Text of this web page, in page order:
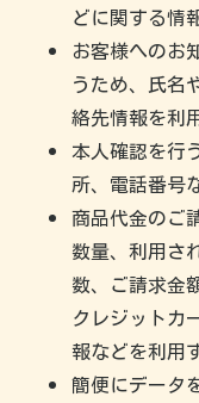
どに関する情
お客様へのお
うため、氏名
絡先情報を利
本人確認を行
所、電話番号
商品代金のご
数量、利用さ
数、ご請求金
クレジットカ
報などを利用
簡便にデータ